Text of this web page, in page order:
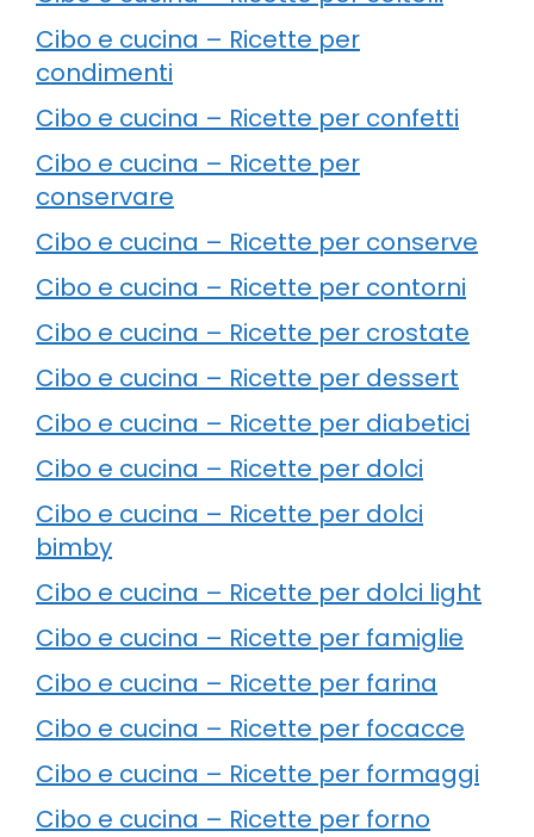
Cibo e cucina – Ricette per
condimenti
Cibo e cucina – Ricette per confetti
Cibo e cucina – Ricette per
conservare
Cibo e cucina – Ricette per conserve
Cibo e cucina – Ricette per contorni
Cibo e cucina – Ricette per crostate
Cibo e cucina – Ricette per dessert
Cibo e cucina – Ricette per diabetici
Cibo e cucina – Ricette per dolci
Cibo e cucina – Ricette per dolci
bimby
Cibo e cucina – Ricette per dolci light
Cibo e cucina – Ricette per famiglie
Cibo e cucina – Ricette per farina
Cibo e cucina – Ricette per focacce
Cibo e cucina – Ricette per formaggi
Cibo e cucina – Ricette per forno